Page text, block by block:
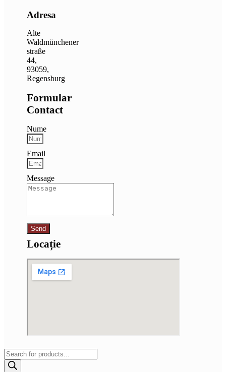
Adresa
Alte
Waldmünchener
straße
44,
93059,
Regensburg
Formular
Contact
Nume
Email
Message
Send
Locație
Products
search